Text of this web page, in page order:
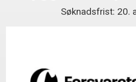
Søknadsfrist: 20.